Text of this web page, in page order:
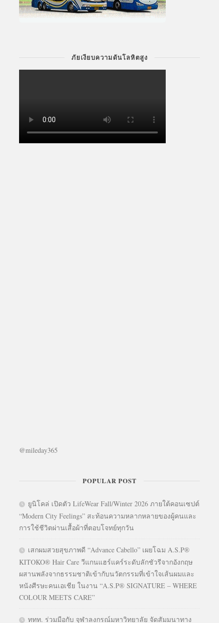
ภัยเงียบความดันโลหิตสูง
@mileday365
POPULAR POST
ยูนิโคล่ เปิดตัว LifeWear Fall/Winter 2026 ภายใต้คอนเซปต์
“Modern City Feelings” สะท้อนความหลากหลายของผู้คนและ
การใช้ชีวิตผ่านเสื้อผ้าที่ตอบโจทย์ทุกวัน
เสกผมสวยสุขภาพดี “Advance Cabello” เผยโฉม A.S.P®
KITOKO® Hair Care วีแกนแฮร์แคร์ระดับลักชัวรีจากอังกฤษ
ผสานพลังจากธรรมชาติเข้ากับนวัตกรรมที่เข้าใจเส้นผมและ
หนังศีรษะคนเอเชีย ในงาน “A.S.P® SIGNATURE – WHERE
COLOUR MEETS CARE”
ททท. ร่วมมือกับ จุฬาลงกรณ์มหาวิทยาลัย จัดสัมมนาทาง